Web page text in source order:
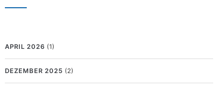
APRIL 2026 (1)
DEZEMBER 2025 (2)